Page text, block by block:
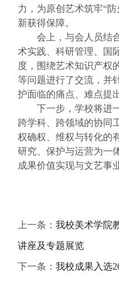
力，为原创艺术筑牢“
新获得保障。
会上，与会人员结
术实践、科研管理、国
度，围绕艺术知识产权
等问题进行了交流，并
护面临的痛点、难点提
下一步，学校将进
跨学科、跨领域的协同
权确权、维权与转化的
研究、保护与运营为一
成果价值实现与文艺事
上一条：我校美术学院
讲座及专题展览
下一条：我校成果入选